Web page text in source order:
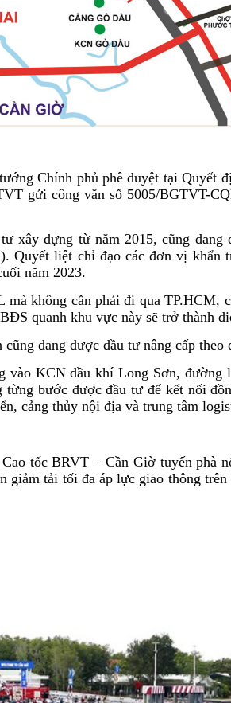
Chính phủ phê duyệt tại Quyết
gửi công văn số 5005/BGTVT-
xây dựng từ năm 2015, cũng
Quyết liệt chỉ đạo các đơn vị khẩn
năm 2023.
không cần phải đi qua TP.HCM,
quanh khu vực này sẽ trở thành
đang được đầu tư nâng cấp theo
vào KCN dầu khí Long Sơn, đường
bước được đầu tư để kết nối
cảng thủy nội địa và trung tâm
tốc BRVT – Cần Giờ tuyến phà
giảm tải tối đa áp lực giao thông